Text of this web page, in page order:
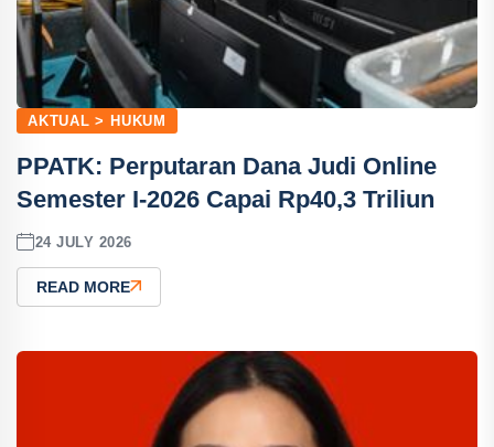
AKTUAL > HUKUM
PPATK: Perputaran Dana Judi Online
Semester I-2026 Capai Rp40,3 Triliun
24 JULY 2026
READ MORE